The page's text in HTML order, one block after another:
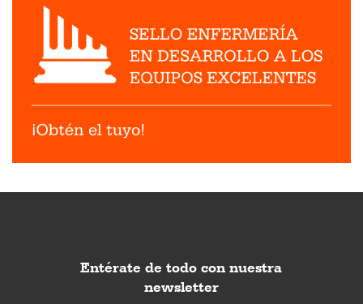
Entérate de todo con nuestra
newsletter